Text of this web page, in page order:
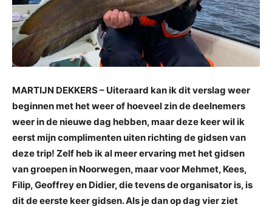
MARTIJN DEKKERS – Uiteraard kan ik dit verslag weer
beginnen met het weer of hoeveel zin de deelnemers
weer in de nieuwe dag hebben, maar deze keer wil ik
eerst mijn complimenten uiten richting de gidsen van
deze trip! Zelf heb ik al meer ervaring met het gidsen
van groepen in Noorwegen, maar voor Mehmet, Kees,
Filip, Geoffrey en Didier, die tevens de organisator is, is
dit de eerste keer gidsen. Als je dan op dag vier ziet